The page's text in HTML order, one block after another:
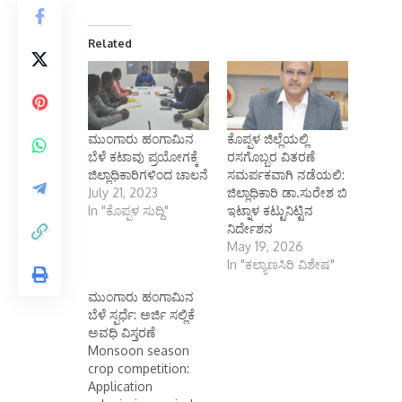
Related
ಮುಂಗಾರು ಹಂಗಾಮಿನ
ಬೆಳೆ ಕಟಾವು ಪ್ರಯೋಗಕ್ಕೆ
ಜಿಲ್ಲಾಧಿಕಾರಿಗಳಿಂದ ಚಾಲನೆ
July 21, 2023
In "ಕೊಪ್ಪಳ ಸುದ್ದಿ"
ಕೊಪ್ಪಳ ಜಿಲ್ಲೆಯಲ್ಲಿ
ರಸಗೊಬ್ಬರ ವಿತರಣೆ
ಸಮರ್ಪಕವಾಗಿ ನಡೆಯಲಿ:
ಜಿಲ್ಲಾಧಿಕಾರಿ ಡಾ.ಸುರೇಶ ಬಿ
ಇಟ್ನಾಳ ಕಟ್ಟುನಿಟ್ಟಿನ
ನಿರ್ದೇಶನ
May 19, 2026
In "ಕಲ್ಯಾಣಸಿರಿ ವಿಶೇಷ"
ಮುಂಗಾರು ಹಂಗಾಮಿನ
ಬೆಳೆ ಸ್ಪರ್ಧೆ: ಅರ್ಜಿ ಸಲ್ಲಿಕೆ
ಅವಧಿ ವಿಸ್ತರಣೆ
Monsoon season
crop competition:
Application